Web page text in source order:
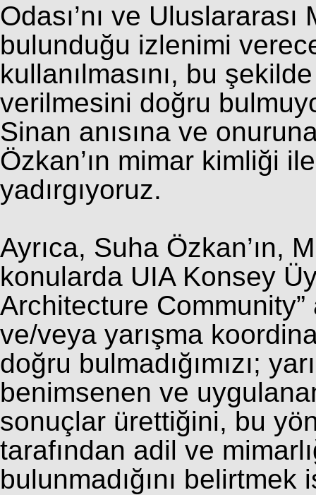
Odası’nı ve
bulunduğu izlenimi
kullanılmasını, bu
verilmesini doğru
Sinan anısına ve
Özkan’ın mimar kimliği
yadırgıyoruz.
Ayrıca, Suha Özkan’ın,
konularda UIA Konsey
Architecture Community”
ve/veya yarışma
doğru bulmadığımızı;
benimsenen ve
sonuçlar ürettiğini, bu
tarafından adil ve
bulunmadığını belirtmek